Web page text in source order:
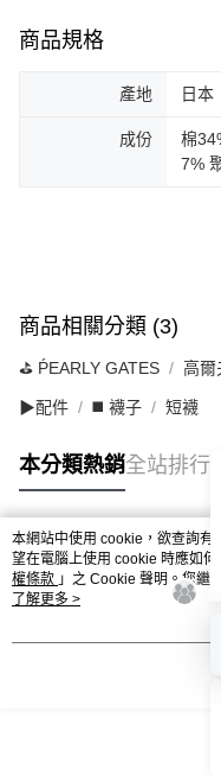
商品規格
產地 日本
成份
棉
7%
商品相關分類 (3)
⛳️ ṔEARLY GATES 高爾
▶配件 ◼️ 襪子 短襪
本分類熱銷全站排行
熱門標籤
本網站中使用 cookie，欲查詢有
望在電腦上使用 cookie 時應如
權條款 」之 Cookie 聲明。您繼
用條款之 Cookie 聲明使用 cookie
了解更多 >